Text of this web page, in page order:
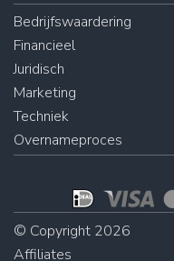
Bedrijfswaardering
Financieel
Juridisch
Marketing
Techniek
Overnameproces
© Copyright 2026
Affiliates